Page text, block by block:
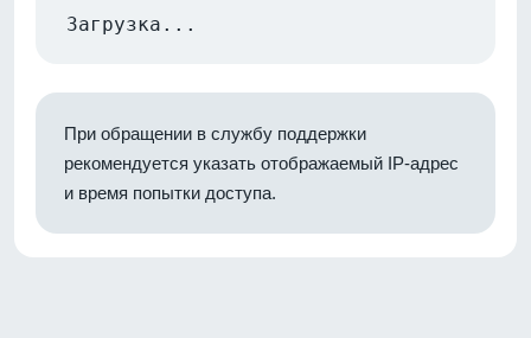
Загрузка...
При обращении в службу поддержки
рекомендуется указать отображаемый IP-адрес
и время попытки доступа.